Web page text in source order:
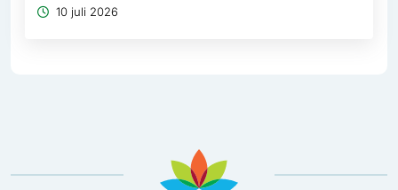
10 juli 2026